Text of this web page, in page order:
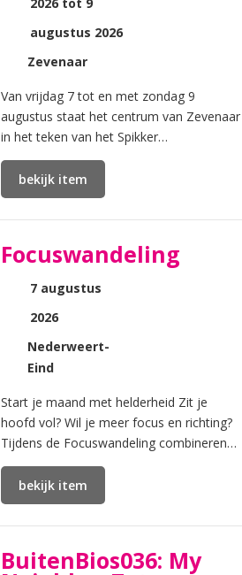
augustus 2026
Zevenaar
Van vrijdag 7 tot en met zondag 9
augustus staat het centrum van Zevenaar
in het teken van het Spikker
Countryfestival.
bekijk item
Focuswandeling
7 augustus
2026
Nederweert-
Eind
Start je maand met helderheid Zit je
hoofd vol? Wil je meer focus en richting?
Tijdens de Focuswandeling combineren
we beweging, rust en reflectie.
bekijk item
BuitenBios036: My